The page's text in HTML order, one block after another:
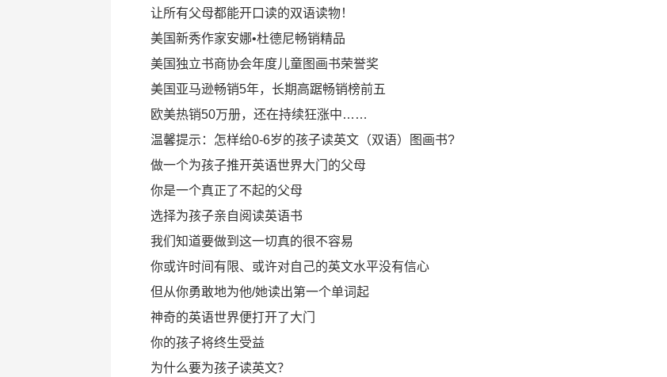
让所有父母都能开口读的双语读物！
美国新秀作家安娜•杜德尼畅销精品
美国独立书商协会年度儿童图画书荣誉奖
美国亚马逊畅销5年，长期高踞畅销榜前五
欧美热销50万册，还在持续狂涨中……
温馨提示：怎样给0-6岁的孩子读英文（双语）图画书?
做一个为孩子推开英语世界大门的父母
你是一个真正了不起的父母
选择为孩子亲自阅读英语书
我们知道要做到这一切真的很不容易
你或许时间有限、或许对自己的英文水平没有信心
但从你勇敢地为他/她读出第一个单词起
神奇的英语世界便打开了大门
你的孩子将终生受益
为什么要为孩子读英文？